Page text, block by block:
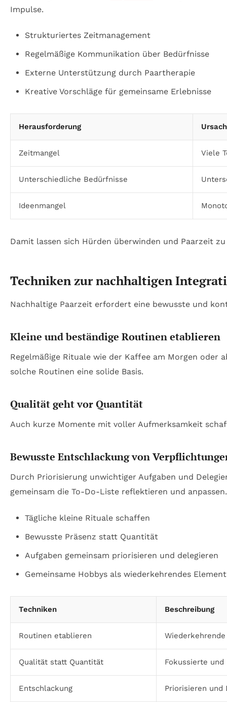
Impulse.
Strukturiertes Zeitmanagement
Regelmäßige Kommunikation über Bedürfnisse
Externe Unterstützung durch Paartherapie
Kreative Vorschläge für gemeinsame Erlebnisse
Herausforderung
Zeitmangel Viele
Unterschiedliche Bedürfnisse
Ideenmangel
Damit lassen sich Hürden überwinden und Paarzeit
Techniken zur nachhaltigen
Nachhaltige Paarzeit erfordert eine bewusste und
Kleine und beständige Routinen etablieren
Regelmäßige Rituale wie der Kaffee am Morgen oder
solche Routinen eine solide Basis.
Qualität geht vor Quantität
Auch kurze Momente mit voller Aufmerksamkeit
Bewusste Entschlackung von
Durch Priorisierung unwichtiger Aufgaben und
gemeinsam die To-Do-Liste reflektieren und anpassen.
Tägliche kleine Rituale schaffen
Bewusste Präsenz statt Quantität
Aufgaben gemeinsam priorisieren und delegieren
Gemeinsame Hobbys als wiederkehrendes
Techniken Beschreibung
Routinen etablieren
Qualität statt Quantität Fokussierte
Entschlackung Priorisieren und